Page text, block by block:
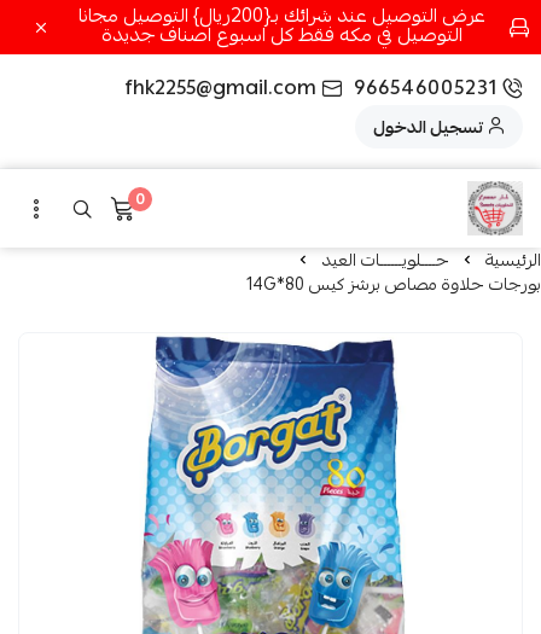
عرض التوصيل عند شرائك بـ{200ريال} التوصيل مجانا
التوصيل في مكه فقط كل اسبوع اصناف جديدة
966546005231
fhk2255@gmail.com
تسجيل الدخول
0
الرئيسية حــــلويــــــات العيد
بورجات حلاوة مصاص برشز كيس 80*14G